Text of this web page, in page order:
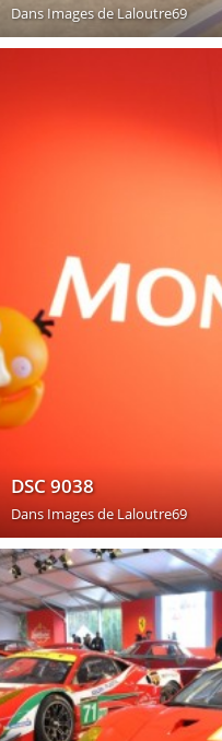
DansImages de Laloutre69
DSC 9038
DansImages de Laloutre69